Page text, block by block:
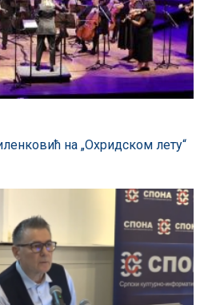
на „Охридском лету“